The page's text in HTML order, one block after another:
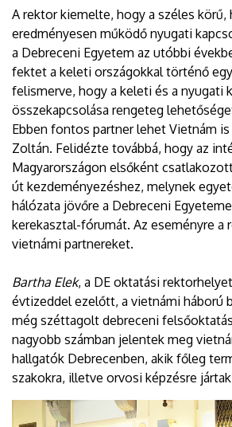
A rektor kiemelte, hogy a széles körű,
eredményesen működő nyugati
a Debreceni Egyetem az utóbbi
fektet a keleti országokkal történő
felismerve, hogy a keleti és a nyugati
összekapcsolása rengeteg
Ebben fontos partner lehet Vietnám
Zoltán. Felidézte továbbá, hogy az
Magyarországon elsőként
út kezdeményezéshez, melynek
hálózata jövőre a Debreceni
kerekasztal-fórumát. Az eseményre a
vietnámi partnereket.
Bartha Elek, a DE oktatási
évtizeddel ezelőtt, a vietnámi háború
még széttagolt debreceni
nagyobb számban jelentek meg
hallgatók Debrecenben, akik főleg
szakokra, illetve orvosi képzésre